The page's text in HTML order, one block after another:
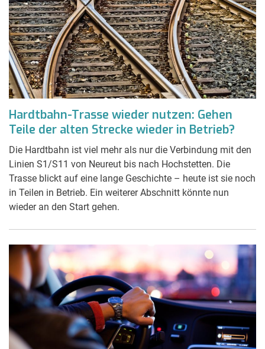
Hardtbahn-Trasse wieder nutzen: Gehen
Teile der alten Strecke wieder in Betrieb?
Die Hardtbahn ist viel mehr als nur die Verbindung mit den
Linien S1/S11 von Neureut bis nach Hochstetten. Die
Trasse blickt auf eine lange Geschichte – heute ist sie noch
in Teilen in Betrieb. Ein weiterer Abschnitt könnte nun
wieder an den Start gehen.